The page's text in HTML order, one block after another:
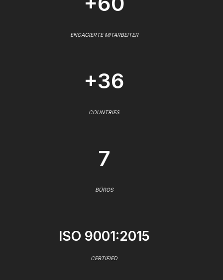
ENGAGIERTE MITARBEITER
+36
COUNTRIES
7
BÜROS
ISO 9001:2015
CERTIFIED